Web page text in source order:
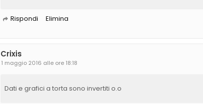
Rispondi Elimina
Crixis
1 maggio 2016 alle ore 18:18
Dati e grafici a torta sono invertiti o.o